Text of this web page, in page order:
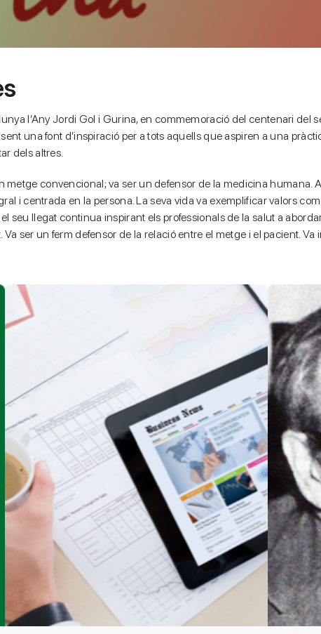
l’Any Jordi Gol i Gurina, en commemoració del centenari del
una font d’inspiració per a tots aquells que aspiren a una
dels altres.
convencional; va ser un defensor de la medicina humana.
i centrada en la persona. La seva vida va exemplificar valors
seu llegat continua inspirant els professionals de la salut a
ser un ferm defensor de la relació entre el metge i el pacient.